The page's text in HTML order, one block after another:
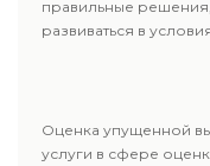
правильные
развиваться в
Оценка упущенной
услуги в сфере